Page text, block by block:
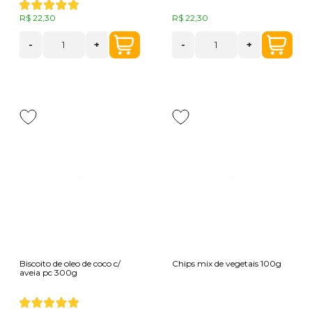
R$ 22,30
- +
R$ 22,30
- +
Biscoito de oleo de coco c/
aveia pc 300g
Chips mix de vegetais 100g